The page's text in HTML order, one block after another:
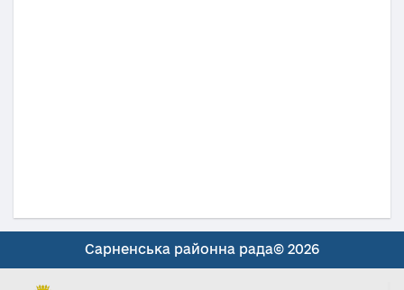
Сарненська районна рада© 2026